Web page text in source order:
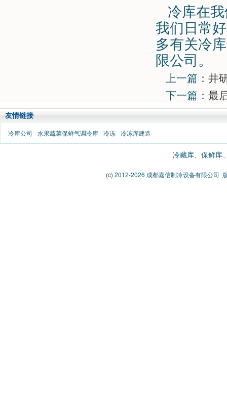
冷库在
我们日常
多有关冷
限公司。
上一篇： 井
下一篇： 最
友情链接
冷库公司 水果蔬菜保鲜气调冷库 冷冻 冷冻库建造
冷藏库、保鲜库
(c) 2012-2026 成都嘉信制冷设备有限公司